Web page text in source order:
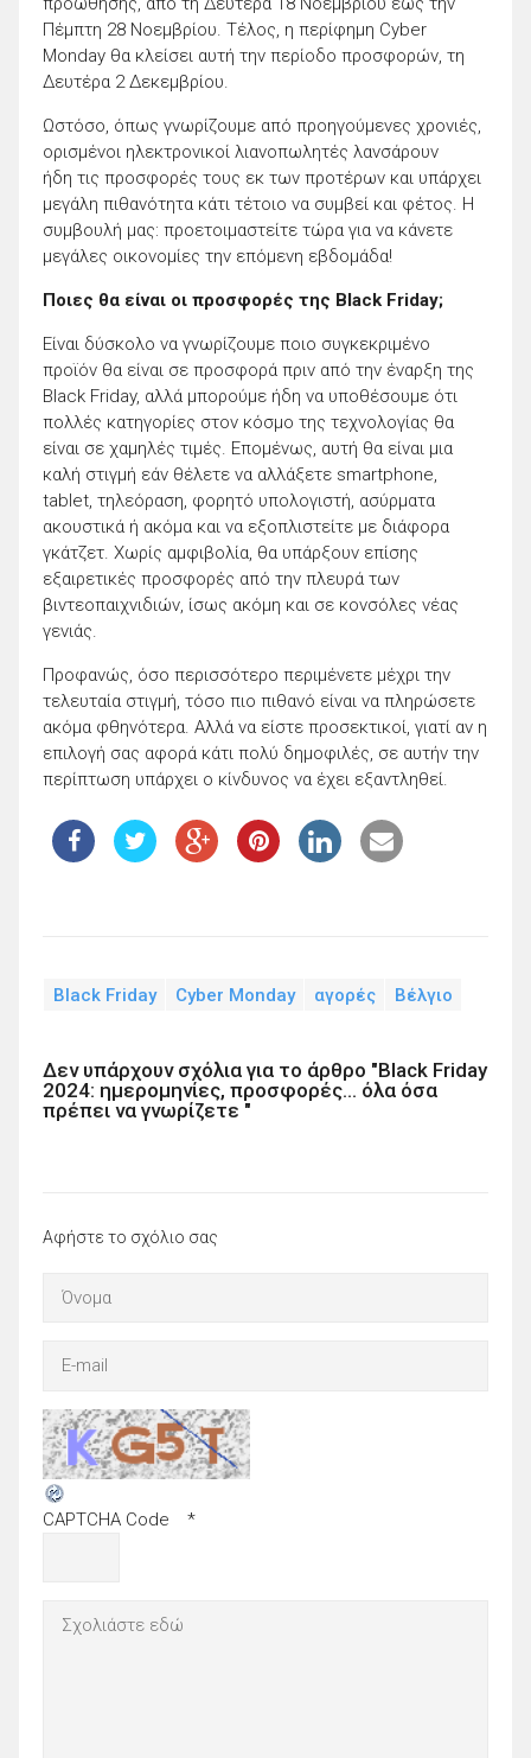
Πέμπτη 28 Νοεμβρίου. Τέλος, η περίφημη Cyber ​​​​
Monday θα κλείσει αυτή την περίοδο προσφορών, τη
Δευτέρα 2 Δεκεμβρίου.
Ωστόσο, όπως γνωρίζουμε από προηγούμενες χρονιές,
ορισμένοι ηλεκτρονικοί λιανοπωλητές λανσάρουν
ήδη τις προσφορές τους εκ των προτέρων και υπάρχει
μεγάλη πιθανότητα κάτι τέτοιο να συμβεί και φέτος. Η
συμβουλή μας: προετοιμαστείτε τώρα για να κάνετε
μεγάλες οικονομίες την επόμενη εβδομάδα!
Ποιες θα είναι οι προσφορές της Black Friday;
Είναι δύσκολο να γνωρίζουμε ποιο συγκεκριμένο
προϊόν θα είναι σε προσφορά πριν από την έναρξη της
Black Friday, αλλά μπορούμε ήδη να υποθέσουμε ότι
πολλές κατηγορίες στον κόσμο της τεχνολογίας θα
είναι σε χαμηλές τιμές. Επομένως, αυτή θα είναι μια
καλή στιγμή εάν θέλετε να αλλάξετε smartphone,
tablet, τηλεόραση, φορητό υπολογιστή, ασύρματα
ακουστικά ή ακόμα και να εξοπλιστείτε με διάφορα
γκάτζετ. Χωρίς αμφιβολία, θα υπάρξουν επίσης
εξαιρετικές προσφορές από την πλευρά των
βιντεοπαιχνιδιών, ίσως ακόμη και σε κονσόλες νέας
γενιάς.
Προφανώς, όσο περισσότερο περιμένετε μέχρι την
τελευταία στιγμή, τόσο πιο πιθανό είναι να πληρώσετε
ακόμα φθηνότερα. Αλλά να είστε προσεκτικοί, γιατί αν η
επιλογή σας αφορά κάτι πολύ δημοφιλές, σε αυτήν την
περίπτωση υπάρχει ο κίνδυνος να έχει εξαντληθεί.
Black Friday Cyber Monday αγορές Βέλγιο
Δεν υπάρχουν σχόλια για το άρθρο "Black Friday
2024: ημερομηνίες, προσφορές… όλα όσα
πρέπει να γνωρίζετε "
Αφήστε το σχόλιο σας
CAPTCHA Code *